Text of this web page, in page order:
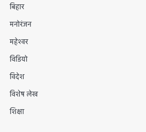
बिहार
मनोरंजन
महेश्वर
विडियो
विदेश
विशेष लेख
शिक्षा